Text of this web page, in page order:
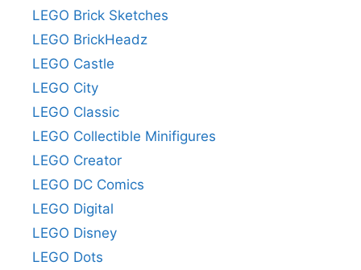
LEGO Brick Sketches
LEGO BrickHeadz
LEGO Castle
LEGO City
LEGO Classic
LEGO Collectible Minifigures
LEGO Creator
LEGO DC Comics
LEGO Digital
LEGO Disney
LEGO Dots